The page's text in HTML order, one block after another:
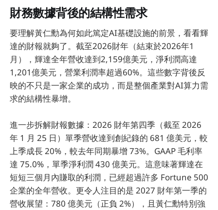
財務數據背後的結構性需求
要理解黃仁勳為何如此篤定AI基礎設施的前景，看看輝
達的財報就夠了。截至2026財年（結束於2026年1
月），輝達全年營收達到2,159億美元，淨利潤高達
1,201億美元，營業利潤率超過60%。這些數字背後反
映的不只是一家企業的成功，而是整個產業對AI算力需
求的結構性暴增。
進一步拆解財報數據：2026 財年第四季（截至 2026
年 1 月 25 日）單季營收達到創紀錄的 681 億美元，較
上季成長 20%，較去年同期暴增 73%。GAAP 毛利率
達 75.0%，單季淨利潤 430 億美元。這意味著輝達在
短短三個月內賺取的利潤，已經超過許多 Fortune 500
企業的全年營收。更令人注目的是 2027 財年第一季的
營收展望：780 億美元（正負 2%），且黃仁勳特別強